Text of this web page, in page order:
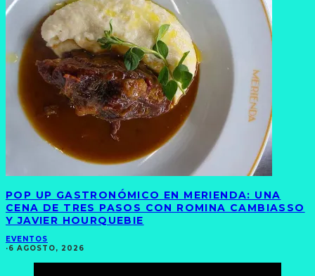
POP UP GASTRONÓMICO EN MERIENDA: UNA
CENA DE TRES PASOS CON ROMINA CAMBIASSO
Y JAVIER HOURQUEBIE
EVENTOS
·6 AGOSTO, 2026